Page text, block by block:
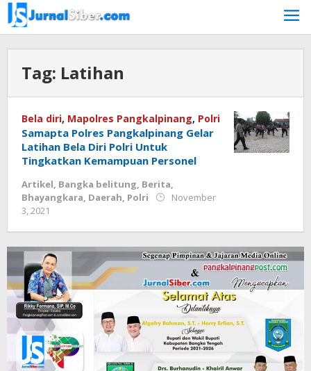
Skip
to
content
Tag: Latihan
Bela diri, Mapolres Pangkalpinang, Polri
Samapta Polres Pangkalpinang Gelar
Latihan Bela Diri Polri Untuk
Tingkatkan Kemampuan Personel
Artikel, Bangka belitung, Berita,
Bhayangkara, Daerah, Polri
November
3, 2021